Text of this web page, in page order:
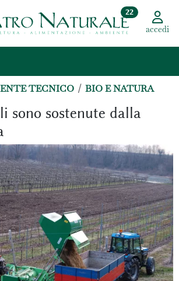
22
accedi
TECNICO BIO E NATURA
sono sostenute dalla